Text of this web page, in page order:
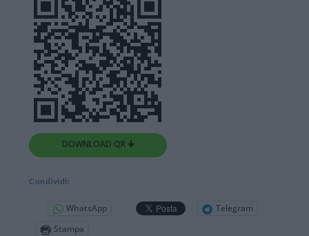
DOWNLOAD QR 🠋
Condividi:
WhatsApp
Telegram
Stampa